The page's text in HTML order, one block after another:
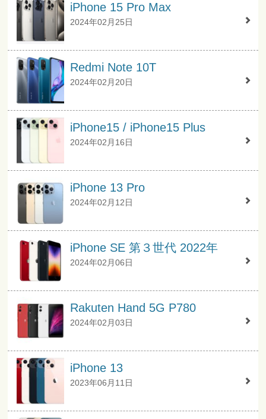
iPhone 15 Pro Max
2024年02月25日
Redmi Note 10T
2024年02月20日
iPhone15 / iPhone15 Plus
2024年02月16日
iPhone 13 Pro
2024年02月12日
iPhone SE 第３世代 2022年
2024年02月06日
Rakuten Hand 5G P780
2024年02月03日
iPhone 13
2023年06月11日